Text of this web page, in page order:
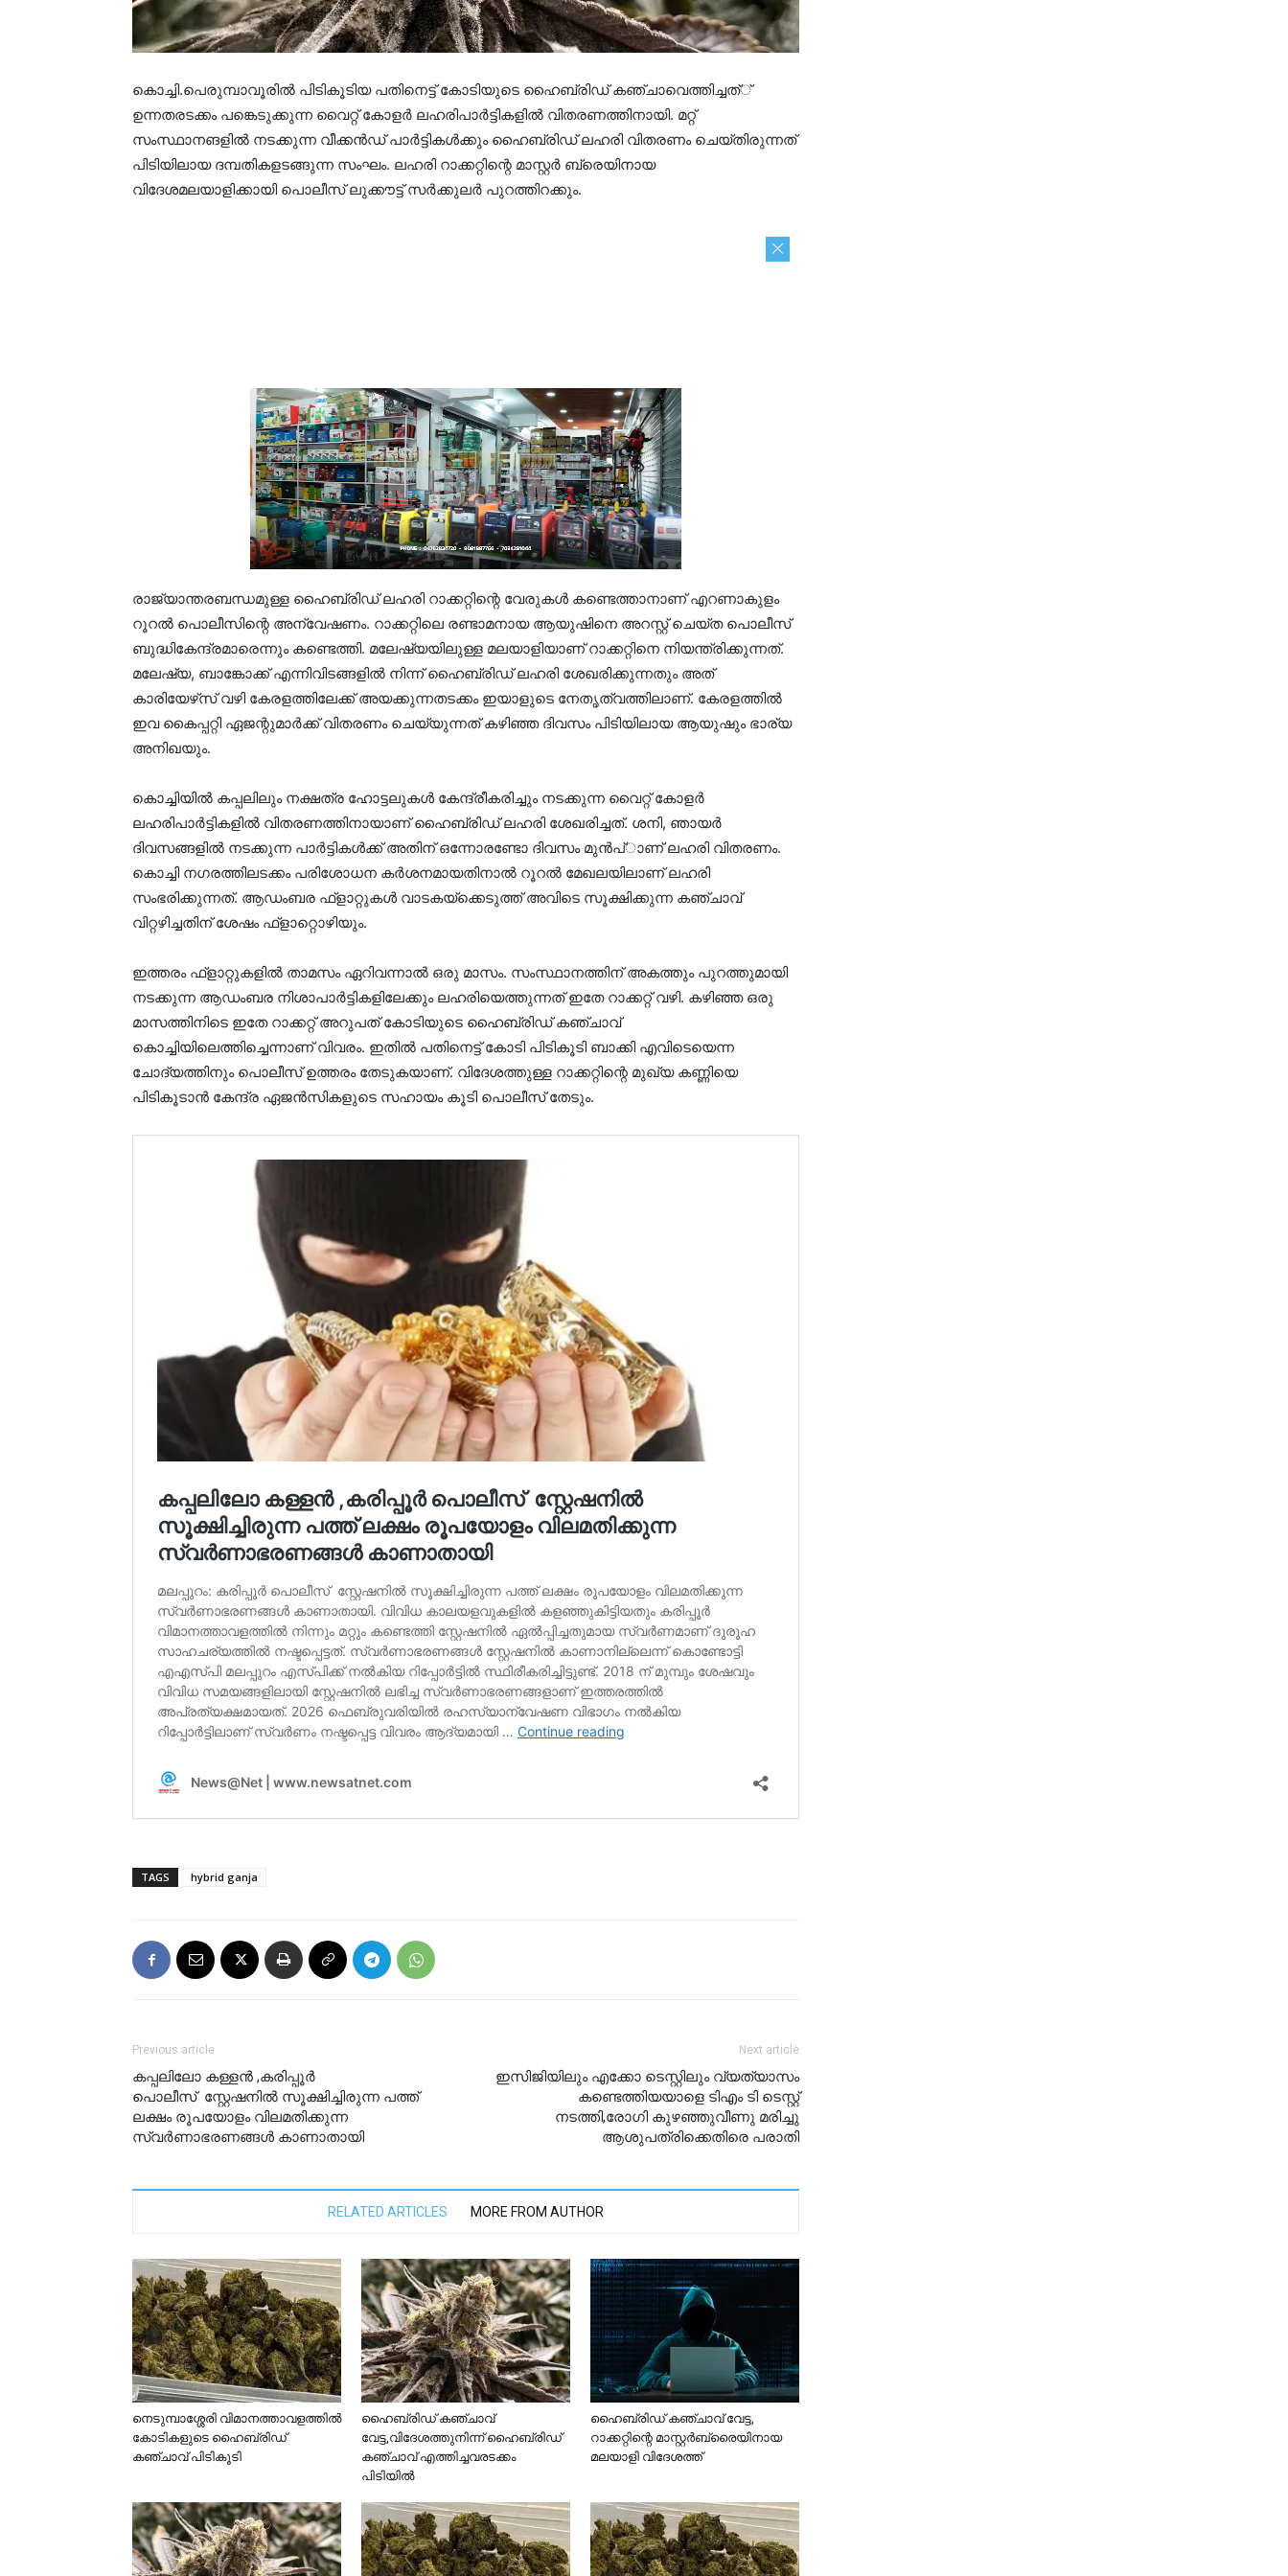
കൊച്ചി.പെരുമ്പാവൂരില്‍ പിടികൂടിയ പതിനെട്ട് കോടിയുടെ ഹൈബ്രിഡ് കഞ്ചാവെത്തിച്ചത്്
ഉന്നതരടക്കം പങ്കെടുക്കുന്ന വൈറ്റ് കോളര്‍ ലഹരിപാര്‍ട്ടികളില്‍ വിതരണത്തിനായി. മറ്റ്
സംസ്ഥാനങളില്‍ നടക്കുന്ന വീക്കന്‍ഡ് പാര്‍ട്ടികള്‍ക്കും ഹൈബ്രിഡ് ലഹരി വിതരണം ചെയ്തിരുന്നത്
പിടിയിലായ ദമ്പതികളടങ്ങുന്ന സംഘം. ലഹരി റാക്കറ്റിന്റെ മാസ്റ്റര്‍ ബ്രെയിനായ
വിദേശമലയാളിക്കായി പൊലീസ് ലുക്കൗട്ട് സര്‍ക്കുലര്‍ പുറത്തിറക്കും.
രാജ്യാന്തരബന്ധമുള്ള ഹൈബ്രിഡ് ലഹരി റാക്കറ്റിന്റെ വേരുകള്‍ കണ്ടെത്താനാണ് എറണാകുളം
റൂറല്‍ പൊലീസിന്റെ അന്വേഷണം. റാക്കറ്റിലെ രണ്ടാമനായ ആയുഷിനെ അറസ്റ്റ് ചെയ്ത പൊലീസ്
ബുദ്ധികേന്ദ്രമാരെന്നും കണ്ടെത്തി. മലേഷ്യയിലുള്ള മലയാളിയാണ് റാക്കറ്റിനെ നിയന്ത്രിക്കുന്നത്.
മലേഷ്യ, ബാങ്കോക്ക് എന്നിവിടങ്ങളില്‍ നിന്ന് ഹൈബ്രിഡ് ലഹരി ശേഖരിക്കുന്നതും അത്
കാരിയേഴ്‌സ് വഴി കേരളത്തിലേക്ക് അയക്കുന്നതടക്കം ഇയാളുടെ നേതൃത്വത്തിലാണ്. കേരളത്തില്‍
ഇവ കൈപ്പറ്റി ഏജന്റുമാര്‍ക്ക് വിതരണം ചെയ്യുന്നത് കഴിഞ്ഞ ദിവസം പിടിയിലായ ആയുഷും ഭാര്യ
അനിഖയും.
കൊച്ചിയില്‍ കപ്പലിലും നക്ഷത്ര ഹോട്ടലുകള്‍ കേന്ദ്രീകരിച്ചും നടക്കുന്ന വൈറ്റ് കോളര്‍
ലഹരിപാര്‍ട്ടികളില്‍ വിതരണത്തിനായാണ് ഹൈബ്രിഡ് ലഹരി ശേഖരിച്ചത്. ശനി, ഞായര്‍
ദിവസങ്ങളില്‍ നടക്കുന്ന പാര്‍ട്ടികള്‍ക്ക് അതിന് ഒന്നോരണ്ടോ ദിവസം മുന്‍പ്ാണ് ലഹരി വിതരണം.
കൊച്ചി നഗരത്തിലടക്കം പരിശോധന കര്‍ശനമായതിനാല്‍ റൂറല്‍ മേഖലയിലാണ് ലഹരി
സംഭരിക്കുന്നത്. ആഡംബര ഫ്‌ളാറ്റുകള്‍ വാടകയ്‌ക്കെടുത്ത് അവിടെ സൂക്ഷിക്കുന്ന കഞ്ചാവ്
വിറ്റഴിച്ചതിന് ശേഷം ഫ്‌ളാറ്റൊഴിയും.
ഇത്തരം ഫ്‌ളാറ്റുകളില്‍ താമസം ഏറിവന്നാല്‍ ഒരു മാസം. സംസ്ഥാനത്തിന് അകത്തും പുറത്തുമായി
നടക്കുന്ന ആഡംബര നിശാപാര്‍ട്ടികളിലേക്കും ലഹരിയെത്തുന്നത് ഇതേ റാക്കറ്റ് വഴി. കഴിഞ്ഞ ഒരു
മാസത്തിനിടെ ഇതേ റാക്കറ്റ് അറുപത് കോടിയുടെ ഹൈബ്രിഡ് കഞ്ചാവ്
കൊച്ചിയിലെത്തിച്ചെന്നാണ് വിവരം. ഇതില്‍ പതിനെട്ട് കോടി പിടികൂടി ബാക്കി എവിടെയെന്ന
ചോദ്യത്തിനും പൊലീസ് ഉത്തരം തേടുകയാണ്. വിദേശത്തുള്ള റാക്കറ്റിന്റെ മുഖ്യ കണ്ണിയെ
പിടികൂടാന്‍ കേന്ദ്ര ഏജന്‍സികളുടെ സഹായം കൂടി പൊലീസ് തേടും.
TAGS hybrid ganja
Previous article
കപ്പലിലോ കള്ളന്‍ ,കരിപ്പൂര്‍
പൊലീസ് സ്റ്റേഷനില്‍ സൂക്ഷിച്ചിരുന്ന പത്ത്
ലക്ഷം രൂപയോളം വിലമതിക്കുന്ന
സ്വര്‍ണാഭരണങ്ങള്‍ കാണാതായി
Next article
ഇസിജിയിലും എക്കോ ടെസ്റ്റിലും വ്യത്യാസം
കണ്ടെത്തിയയാളെ ടിഎം ടി ടെസ്റ്റ്‌
നടത്തി,രോഗി കുഴഞ്ഞുവീണു മരിച്ചു
ആശുപത്രിക്കെതിരെ പരാതി
RELATED ARTICLES MORE FROM AUTHOR
നെടുമ്പാശ്ശേരി വിമാനത്താവളത്തിൽ
കോടികളുടെ ഹൈബ്രിഡ്
കഞ്ചാവ് പിടികൂടി
ഹൈബ്രിഡ് കഞ്ചാവ്
വേട്ട,വിദേശത്തുനിന്ന് ഹൈബ്രിഡ്
കഞ്ചാവ് എത്തിച്ചവരടക്കം
പിടിയില്‍
ഹൈബ്രിഡ് കഞ്ചാവ് വേട്ട,
റാക്കറ്റിന്റെ മാസ്റ്റർബ്രൈയിനായ
മലയാളി വിദേശത്ത്